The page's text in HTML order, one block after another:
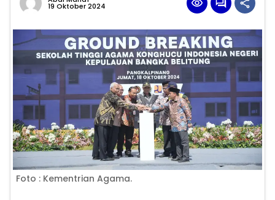
19 Oktober 2024
Foto : Kementrian Agama.